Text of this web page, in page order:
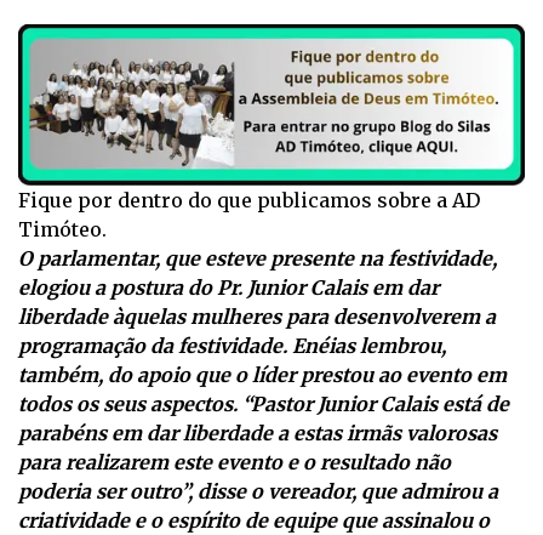
Fique por dentro do que publicamos sobre a AD
Timóteo.
O parlamentar, que esteve presente na festividade,
elogiou a postura do Pr. Junior Calais em dar
liberdade àquelas mulheres para desenvolverem a
programação da festividade. Enéias lembrou,
também, do apoio que o líder prestou ao evento em
todos os seus aspectos. “Pastor Junior Calais está de
parabéns em dar liberdade a estas irmãs valorosas
para realizarem este evento e o resultado não
poderia ser outro”, disse o vereador, que admirou a
criatividade e o espírito de equipe que assinalou o